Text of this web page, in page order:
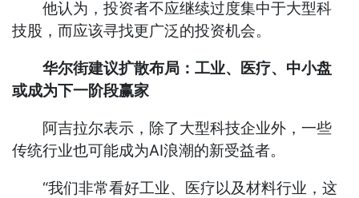
他认为，投资者不应继续过度集中于大型科
技股，而应该寻找更广泛的投资机会。
华尔街建议扩散布局：工业、医疗、中小盘
或成为下一阶段赢家
阿吉拉尔表示，除了大型科技企业外，一些
传统行业也可能成为AI浪潮的新受益者。
“我们非常看好工业、医疗以及材料行业，这